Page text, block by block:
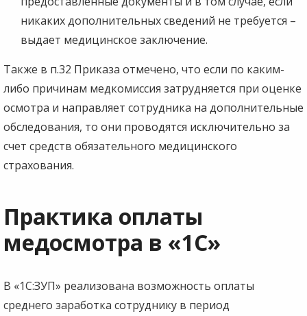
никаких дополнительных сведений не требуется –
выдает медицинское заключение.
Также в п.32 Приказа отмечено, что если по каким-
либо причинам медкомиссия затрудняется при оценке
осмотра и направляет сотрудника на дополнительные
обследования, то они проводятся исключительно за
счет средств обязательного медицинского
страхования.
Практика оплаты
медосмотра в «1С»
В «1С:ЗУП» реализована возможность оплаты
среднего заработка сотруднику в период